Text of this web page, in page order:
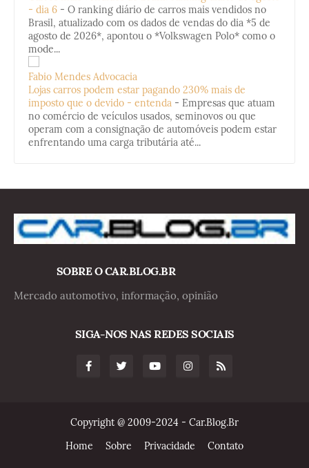
- dia 6 - O ranking diário de carros mais vendidos no
Brasil, atualizado com os dados de vendas do dia *5 de
agosto de 2026*, apontou o *Volkswagen Polo* como o
mode...
Fabio Mendes Advocacia
Lojas carros podem estar pagando 230% mais de
imposto que o devido - entenda - Empresas que atuam
no comércio de veículos usados, seminovos ou que
operam com a consignação de automóveis podem estar
enfrentando uma carga tributária até...
SOBRE O CAR.BLOG.BR
Mercado automotivo, informação, opinião
SIGA-NOS NAS REDES SOCIAIS
Copyright @ 2009-2024 - Car.Blog.Br
Home
Sobre Privacidade Contato